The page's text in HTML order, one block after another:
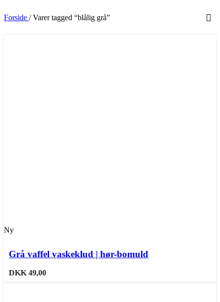
Forside / Varer tagged “blålig grå”
Ny
Grå vaffel vaskeklud | hør-bomuld
DKK 49,00